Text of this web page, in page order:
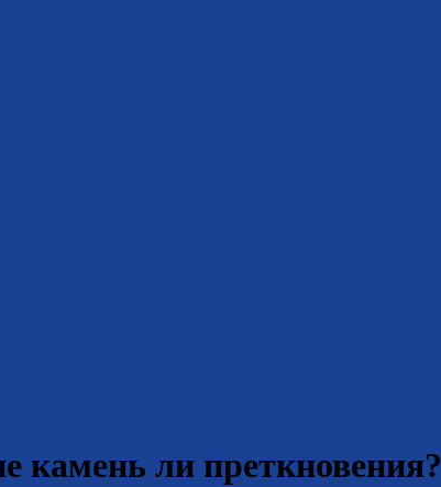
камень ли преткновения?